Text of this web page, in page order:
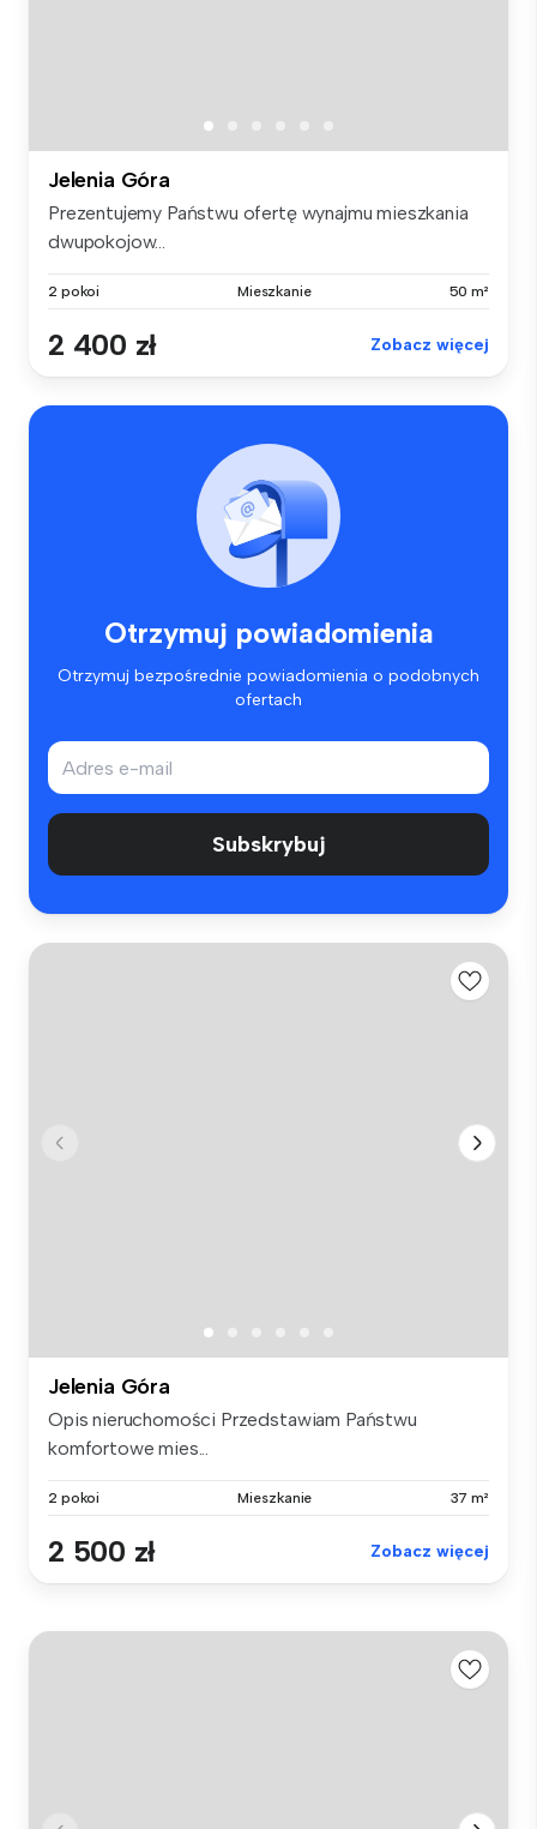
Jelenia Góra
Prezentujemy Państwu ofertę wynajmu mieszkania
dwupokojow...
2 pokoi Mieszkanie 50 m²
2 400 zł Zobacz więcej
Otrzymuj powiadomienia
Otrzymuj bezpośrednie powiadomienia o podobnych
ofertach
Subskrybuj
Jelenia Góra
Opis nieruchomości Przedstawiam Państwu
komfortowe mies...
2 pokoi Mieszkanie 37 m²
2 500 zł Zobacz więcej